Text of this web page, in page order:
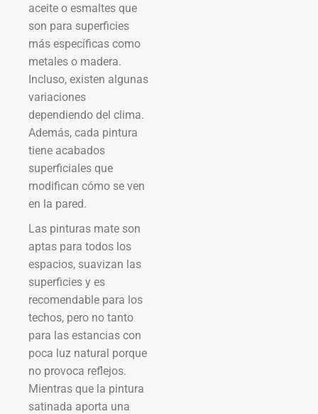
aceite o esmaltes que
son para superficies
más específicas como
metales o madera.
Incluso, existen algunas
variaciones
dependiendo del clima.
Además, cada pintura
tiene acabados
superficiales que
modifican cómo se ven
en la pared.
Las pinturas mate son
aptas para todos los
espacios, suavizan las
superficies y es
recomendable para los
techos, pero no tanto
para las estancias con
poca luz natural porque
no provoca reflejos.
Mientras que la pintura
satinada aporta una